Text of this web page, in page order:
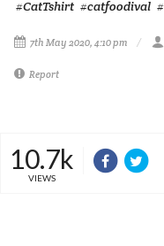
#CatTshirt #catfoodival
7th May 2020, 4:10 pm
Report
10.7k
VIEWS